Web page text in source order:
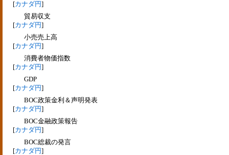
[カナダ円]
貿易収支
[カナダ円]
小売売上高
[カナダ円]
消費者物価指数
[カナダ円]
GDP
[カナダ円]
BOC政策金利＆声明発表
[カナダ円]
BOC金融政策報告
[カナダ円]
BOC総裁の発言
[カナダ円]